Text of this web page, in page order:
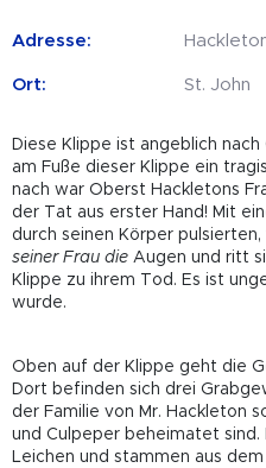
Adresse:
Ort: St. John
Diese Klippe ist angeblich
am Fuße dieser Klippe ein
nach war Oberst Hackletons
der Tat aus erster Hand! Mit
durch seinen Körper
seiner Frau die Augen und ritt
Klippe zu ihrem Tod. Es ist
wurde.
Oben auf der Klippe geht die
Dort befinden sich drei
der Familie von Mr. Hackleton
und Culpeper beheimatet
Leichen und stammen aus